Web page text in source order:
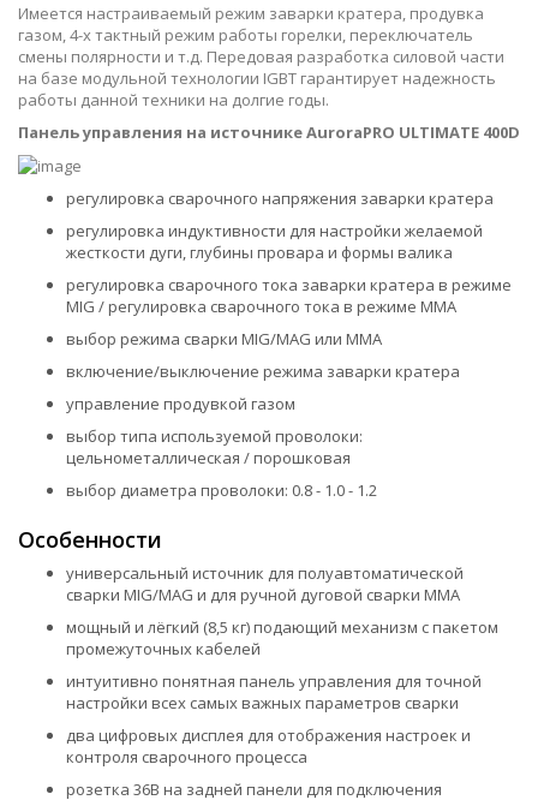
Имеется настраиваемый режим заварки кратера, продувка
газом, 4-х тактный режим работы горелки, переключатель
смены полярности и т.д. Передовая разработка силовой части
на базе модульной технологии IGBT гарантирует надежность
работы данной техники на долгие годы.
Панель управления на источнике AuroraPRO ULTIMATE 400D
регулировка сварочного напряжения заварки кратера
регулировка индуктивности для настройки желаемой
жесткости дуги, глубины провара и формы валика
регулировка сварочного тока заварки кратера в режиме
MIG / регулировка сварочного тока в режиме MMA
выбор режима сварки MIG/MAG или MMA
включение/выключение режима заварки кратера
управление продувкой газом
выбор типа используемой проволоки:
цельнометаллическая / порошковая
выбор диаметра проволоки: 0.8 - 1.0 - 1.2
Особенности
универсальный источник для полуавтоматической
сварки MIG/MAG и для ручной дуговой сварки MMA
мощный и лёгкий (8,5 кг) подающий механизм с пакетом
промежуточных кабелей
интуитивно понятная панель управления для точной
настройки всех самых важных параметров сварки
два цифровых дисплея для отображения настроек и
контроля сварочного процесса
розетка 36В на задней панели для подключения